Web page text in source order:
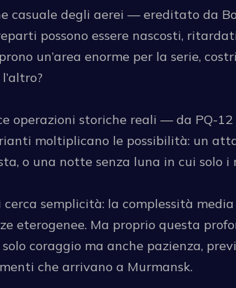
casuale degli aerei — ereditato da
possono essere nascosti,
un’area enorme per la serie,
operazioni storiche reali — da PQ-
moltiplicano le possibilità: un
o una notte senza luna in cui solo i
cerca semplicità: la complessità
eterogenee. Ma proprio questa
coraggio ma anche pazienza,
che arrivano a Murmansk.